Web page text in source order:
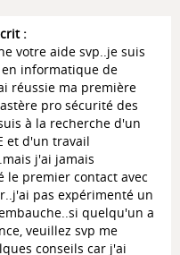
:
votre aide svp..je suis
informatique de
réussie ma première
pro sécurité des
à la recherche d'un
et d'un travail
j'ai jamais
le premier contact avec
pas expérimenté un
quelqu'un a
veuillez svp me
conseils car j'ai